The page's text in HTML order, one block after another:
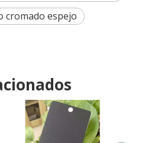
cromado espejo